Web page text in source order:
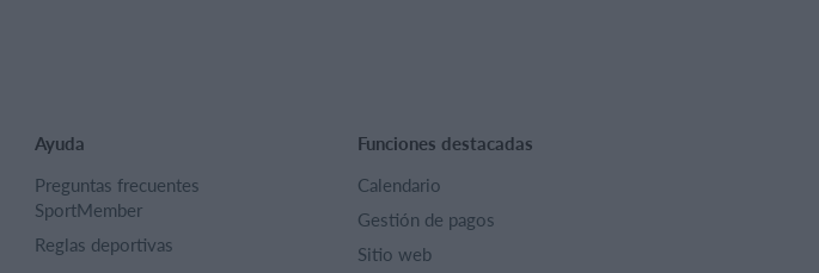
Ayuda
Preguntas frecuentes
SportMember
Reglas deportivas
Funciones destacadas
Calendario
Gestión de pagos
Sitio web